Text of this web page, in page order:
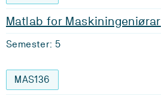
Matlab for Maskiningeniørar
Semester: 5
MAS136